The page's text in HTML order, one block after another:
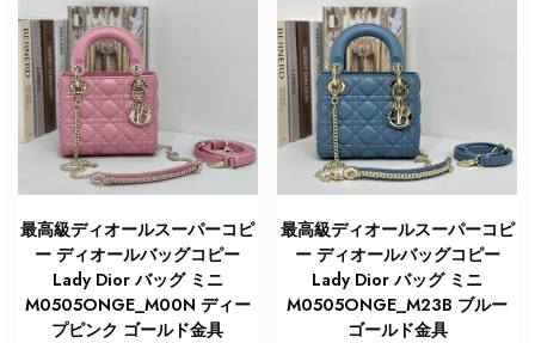
最高級ディオールスーパーコピ
ー ディオールバッグコピー
Lady Dior バッグ ミニ
M0505ONGE_M00N ディー
プピンク ゴールド金具
最高級ディオールスーパーコピ
ー ディオールバッグコピー
Lady Dior バッグ ミニ
M0505ONGE_M23B ブルー
ゴールド金具